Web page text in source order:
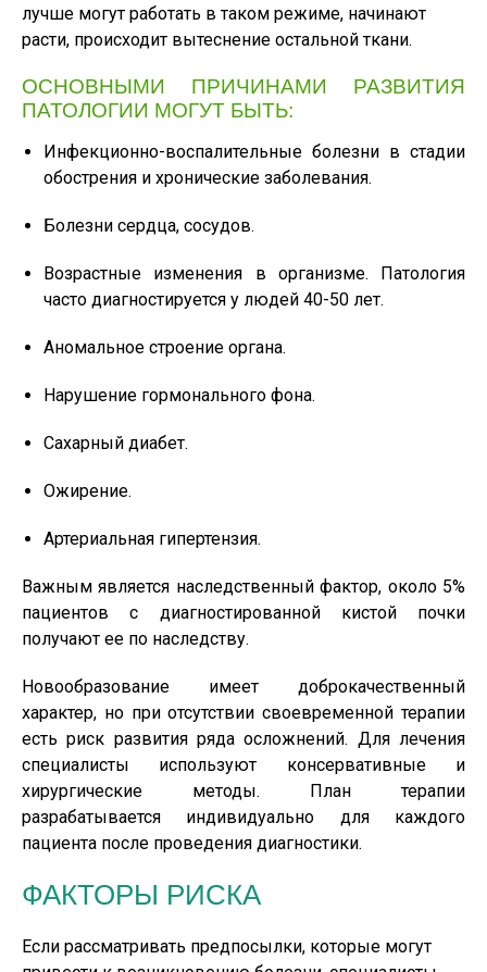
лучше могут работать в таком режиме, начинают
расти, происходит вытеснение остальной ткани.
ОСНОВНЫМИ ПРИЧИНАМИ РАЗВИТИЯ
ПАТОЛОГИИ МОГУТ БЫТЬ:
Инфекционно-воспалительные болезни в стадии
обострения и хронические заболевания.
Болезни сердца, сосудов.
Возрастные изменения в организме. Патология
часто диагностируется у людей 40-50 лет.
Аномальное строение органа.
Нарушение гормонального фона.
Сахарный диабет.
Ожирение.
Артериальная гипертензия.
Важным является наследственный фактор, около 5%
пациентов с диагностированной кистой почки
получают ее по наследству.
Новообразование имеет доброкачественный
характер, но при отсутствии своевременной терапии
есть риск развития ряда осложнений. Для лечения
специалисты используют консервативные и
хирургические методы. План терапии
разрабатывается индивидуально для каждого
пациента после проведения диагностики.
ФАКТОРЫ РИСКА
Если рассматривать предпосылки, которые могут